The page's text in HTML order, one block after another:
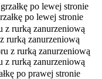
po lewej stronie
z rurką zanurzeniową
z rurką zanurzeniową
po prawej stronie